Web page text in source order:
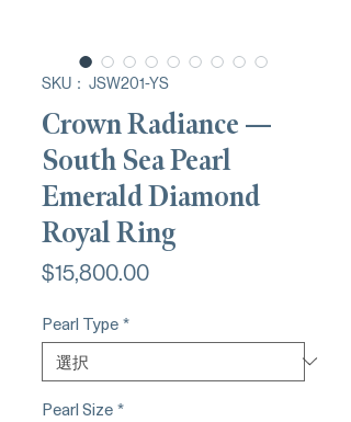
SKU： JSW201-YS
Crown Radiance —
South Sea Pearl
Emerald Diamond
Royal Ring
$15,800.00価
Pearl Type*
Pearl Size*